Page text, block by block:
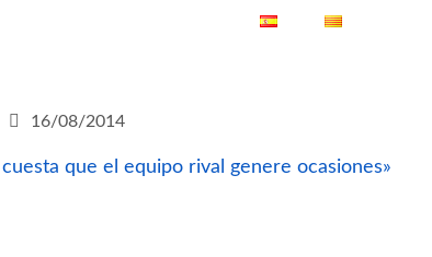
16/08/2014
que el equipo rival genere ocasiones»